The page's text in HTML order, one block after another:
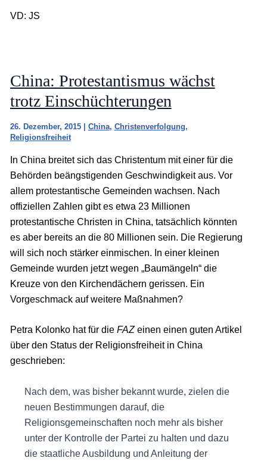
VD: JS
China: Protestantismus wächst
trotz Einschüchterungen
26. Dezember, 2015 | China, Christenverfolgung,
Religionsfreiheit
In China breitet sich das Christentum mit einer für die
Behörden beängstigenden Geschwindigkeit aus. Vor
allem protestantische Gemeinden wachsen. Nach
offiziellen Zahlen gibt es etwa 23 Millionen
protestantische Christen in China, tatsächlich könnten
es aber bereits an die 80 Millionen sein. Die Regierung
will sich noch stärker einmischen. In einer kleinen
Gemeinde wurden jetzt wegen „Baumängeln“ die
Kreuze von den Kirchendächern gerissen. Ein
Vorgeschmack auf weitere Maßnahmen?
Petra Kolonko hat für die FAZeinen einen guten Artikel
über den Status der Religionsfreiheit in China
geschrieben:
Nach dem, was bisher bekannt wurde, zielen die
neuen Bestimmungen darauf, die
Religionsgemeinschaften noch mehr als bisher
unter der Kontrolle der Partei zu halten und dazu
die staatliche Ausbildung und Anleitung der